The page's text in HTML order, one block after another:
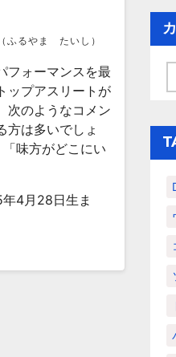
るやま たいし）
フォーマンスを最
ップアスリートが
次のようなコメン
方は多いでしょ
味方がどこにい
4月28日生ま
ブ